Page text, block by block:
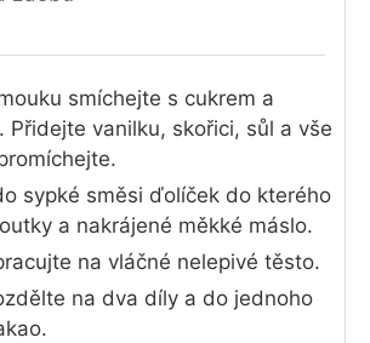
smíchejte s cukrem a
Přidejte vanilku, skořici, sůl a vše
sypké směsi ďolíček do kterého
a nakrájené měkké máslo.
na vláčné nelepivé těsto.
na dva díly a do jednoho